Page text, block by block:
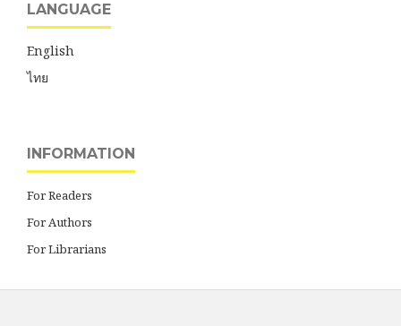
LANGUAGE
English
ไทย
INFORMATION
For Readers
For Authors
For Librarians